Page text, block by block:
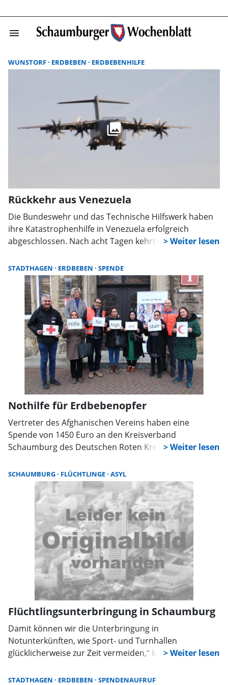
menu
WUNSTORF ERDBEBEN ERDBEBENHILFE
Rückkehr aus Venezuela
Die Bundeswehr und das Technische Hilfswerk haben
ihre Katastrophenhilfe in Venezuela erfolgreich
abgeschlossen. Nach acht Tagen kehrten alle Kräfte
an Transport, Logistik und Versorgung beteiligt.
STADTHAGEN ERDBEBEN SPENDE
Nothilfe für Erdbebenopfer
Vertreter des Afghanischen Vereins haben eine
Spende von 1450 Euro an den Kreisverband
Schaumburg des Deutschen Roten Kreuzes (DRK)
Hilfsprojekte in den vom Erdbeben verwüsteten
Regionen in Afghanistan ein.
SCHAUMBURG FLÜCHTLINGE ASYL
Flüchtlingsunterbringung in Schaumburg
Damit können wir die Unterbringung in
Notunterkünften, wie Sport- und Turnhallen
glücklicherweise zur Zeit vermeiden,“ kommentierte
Flüchtlingen im Landkreis Schaumburg auf Anfrage.
STADTHAGEN ERDBEBEN SPENDENAUFRUF